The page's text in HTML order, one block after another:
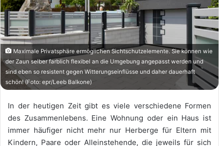
Maximale Privatsphäre ermöglichen Sichtschutzelemente. Sie können wie
der Zaun selber farblich flexibel an die Umgebung angepasst werden und
sind eben so resistent gegen Witterungseinflüsse und daher dauerhaft
schön! (Foto: epr/Leeb Balkone)
In der heutigen Zeit gibt es viele verschiedene Formen
des Zusammenlebens. Eine Wohnung oder ein Haus ist
immer häufiger nicht mehr nur Herberge für Eltern mit
Kindern, Paare oder Alleinstehende, die jeweils für sich